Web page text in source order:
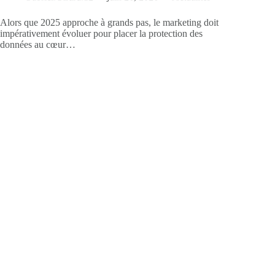
Alors que 2025 approche à grands pas, le marketing doit
impérativement évoluer pour placer la protection des
données au cœur…